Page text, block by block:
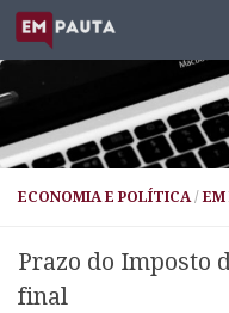
Skip to content
ECONOMIA E POLÍTICA / EM
Prazo do Imposto
final